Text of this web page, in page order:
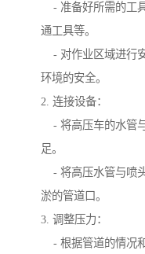
- 准备好所需的工
通工具等。
- 对作业区域进行
环境的安全。
2. 连接设备：
- 将高压车的水管
足。
- 将高压水管与喷
淤的管道口。
3. 调整压力：
- 根据管道的情况